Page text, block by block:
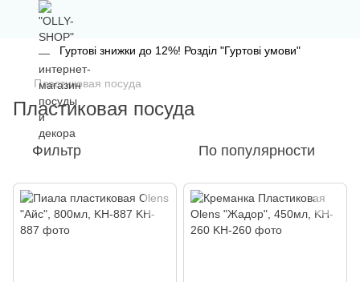
Гуртові знижки до 12%! Розділ "Гуртові умови"
Пластиковая посуда
Пластиковая посуда
Фильтр По популярности